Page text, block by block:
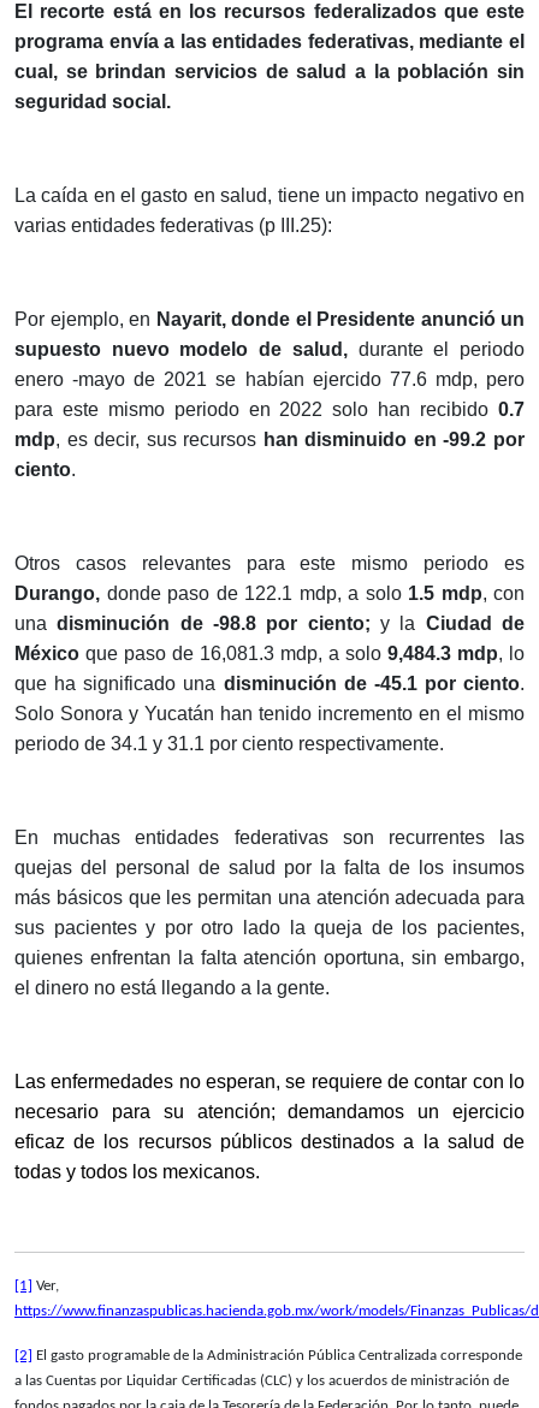
El recorte está en los recursos federalizados que este
programa envía a las entidades federativas, mediante el
cual, se brindan servicios de salud a la población sin
seguridad social.
La caída en el gasto en salud, tiene un impacto negativo en
varias entidades federativas (p III.25):
Por ejemplo, en Nayarit, donde el Presidente anunció un
supuesto nuevo modelo de salud, durante el periodo
enero -mayo de 2021 se habían ejercido 77.6 mdp, pero
para este mismo periodo en 2022 solo han recibido 0.7
mdp, es decir, sus recursos han disminuido en -99.2 por
ciento.
Otros casos relevantes para este mismo periodo es
Durango, donde paso de 122.1 mdp, a solo 1.5 mdp, con
unadisminución de -98.8 por ciento; y la Ciudad de
México que paso de 16,081.3 mdp, a solo 9,484.3 mdp, lo
que ha significado una disminución de -45.1 por ciento.
Solo Sonora y Yucatán han tenido incremento en el mismo
periodo de 34.1 y 31.1 por ciento respectivamente.
En muchas entidades federativas son recurrentes las
quejas del personal de salud por la falta de los insumos
más básicos que les permitan una atención adecuada para
sus pacientes y por otro lado la queja de los pacientes,
quienes enfrentan la falta atención oportuna, sin embargo,
el dinero no está llegando a la gente.
Las enfermedades no esperan, se requiere de contar con lo
necesario para su atención; demandamos un ejercicio
eficaz de los recursos públicos destinados a la salud de
todas y todos los mexicanos.
[1]
Ver,
https://www.finanzaspublicas.hacienda.gob.mx/work/models/
[2]
El gasto programable de la Administración Pública Centralizada corresponde
a las Cuentas por Liquidar Certificadas (CLC) y los acuerdos de ministración de